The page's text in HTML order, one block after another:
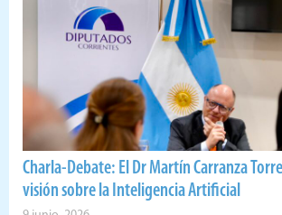
Charla-Debate: El Dr Martín Carranza
visión sobre la Inteligencia Artificial